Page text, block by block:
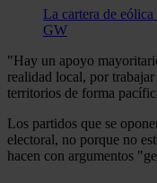
La cartera de
GW
"Hay un apoyo
realidad local, por
territorios de forma
Los partidos que se
electoral, no porque no
hacen con argumentos